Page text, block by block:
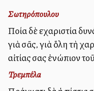
Σωτηρόπουλου
Ποία δὲ εὐχαριστία
γιὰ σᾶς, γιὰ ὅλη τὴ
αἰτίας σας ἐνώπιον
Τρεμπέλα